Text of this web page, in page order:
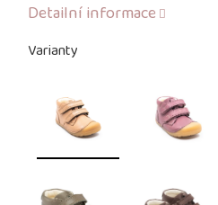
Varianty
Detailní informace